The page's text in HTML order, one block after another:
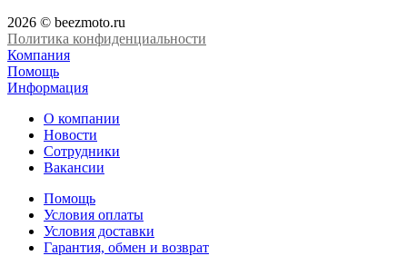
2026 © beezmoto.ru
Политика конфиденциальности
Компания
Помощь
Информация
О компании
Новости
Сотрудники
Вакансии
Помощь
Условия оплаты
Условия доставки
Гарантия, обмен и возврат